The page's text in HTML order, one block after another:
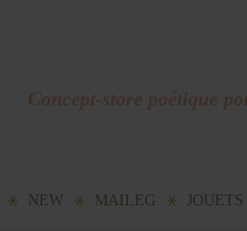
Concept-store poétique
NEW MAILEG JOUETS